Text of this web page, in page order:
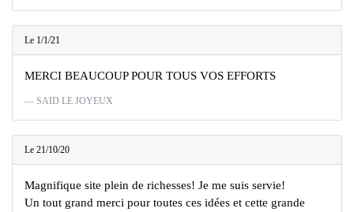
Le 1/1/21
MERCI BEAUCOUP POUR TOUS VOS EFFORTS
SAID LE JOYEUX
Le 21/10/20
Magnifique site plein de richesses! Je me suis servie!
Un tout grand merci pour toutes ces idées et cette grande